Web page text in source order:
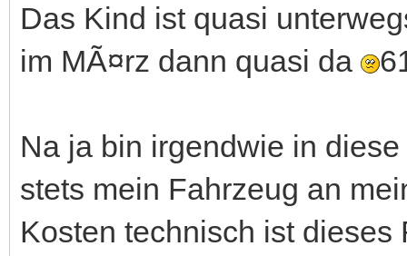
Das Kind ist quasi
im MÃ¤rz dann quasi da
Na ja bin irgendwie in
stets mein Fahrzeug an
Kosten technisch ist dieses